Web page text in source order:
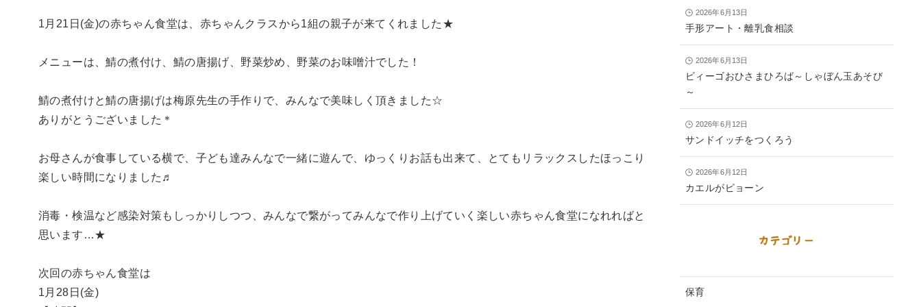
1月21日(金)の赤ちゃん食堂は、赤ちゃんクラスから1組の親子が来てくれました★
メニューは、鯖の煮付け、鯖の唐揚げ、野菜炒め、野菜のお味噌汁でした！
鯖の煮付けと鯖の唐揚げは梅原先生の手作りで、みんなで美味しく頂きました☆
ありがとうございました＊
お母さんが食事している横で、子ども達みんなで一緒に遊んで、ゆっくりお話も出来て、とてもリラックスしたほっこり
楽しい時間になりました♬
消毒・検温など感染対策もしっかりしつつ、みんなで繋がってみんなで作り上げていく楽しい赤ちゃん食堂になれればと
思います…★
次回の赤ちゃん食堂は
1月28日(金)
2026年6月13日
手形アート・離乳食相談
2026年6月13日
ビィーゴおひさまひろば～しゃぼん玉あそび
～
2026年6月12日
サンドイッチをつくろう
2026年6月12日
カエルがピョーン
カテゴリー
保育